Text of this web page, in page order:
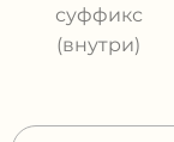
суффикс
(внутри)